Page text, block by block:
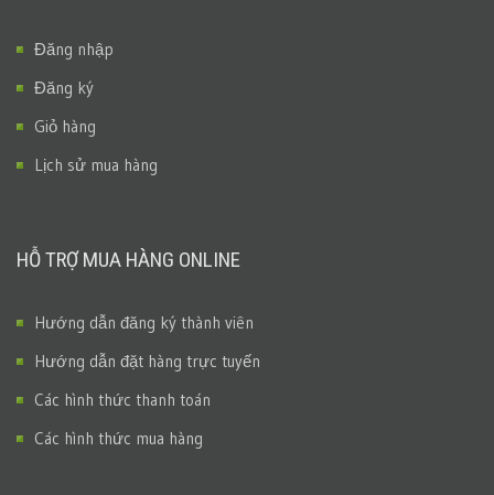
Đăng nhập
Đăng ký
Giỏ hàng
Lịch sử mua hàng
HỖ TRỢ MUA HÀNG ONLINE
Hướng dẫn đăng ký thành viên
Hướng dẫn đặt hàng trực tuyến
Các hình thức thanh toán
Các hình thức mua hàng